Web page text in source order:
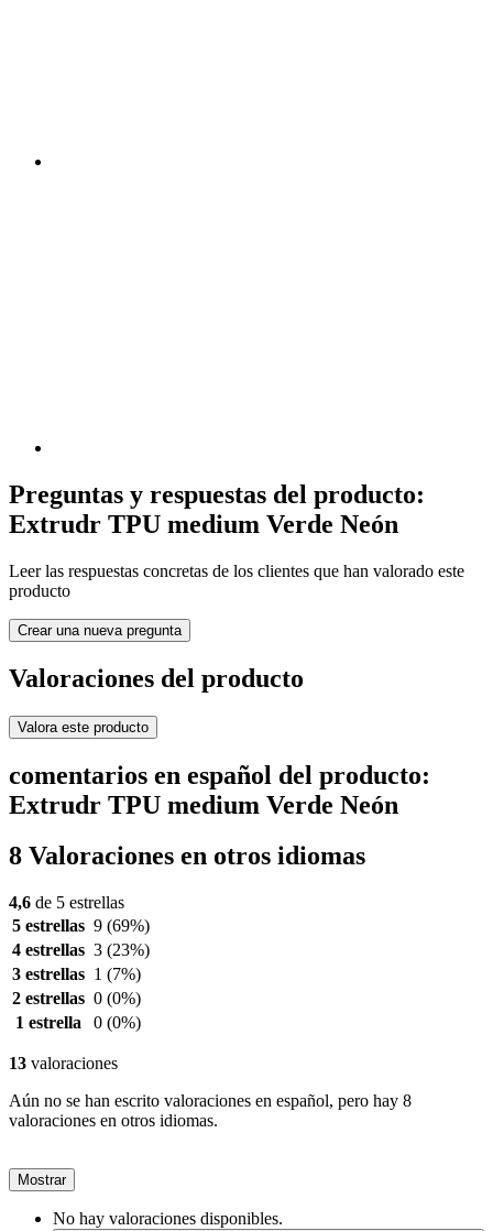
Preguntas y respuestas del producto:
Extrudr TPU medium Verde Neón
Leer las respuestas concretas de los clientes que han valorado este
producto
Crear una nueva pregunta
Valoraciones del producto
Valora este producto
comentarios en español del producto:
Extrudr TPU medium Verde Neón
8 Valoraciones en otros idiomas
4,6 de 5 estrellas
5 estrellas 9 (69%)
4 estrellas 3 (23%)
3 estrellas 1 (7%)
2 estrellas 0 (0%)
1 estrella
0 (0%)
13 valoraciones
Aún no se han escrito valoraciones en español, pero hay 8
valoraciones en otros idiomas.
Mostrar
No hay valoraciones disponibles.